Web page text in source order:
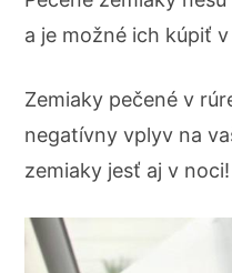
a je možné ich kúpiť
Zemiaky pečené v
negatívny vplyv na
zemiaky jesť aj v noci!